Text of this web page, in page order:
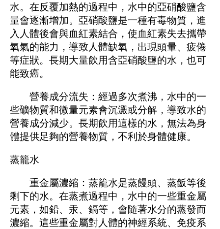
水。在反覆加熱的過程中，水中的亞硝酸鹽含
量會逐漸增加。亞硝酸鹽是一種有毒物質，進
入人體後會與血紅素結合，使血紅素失去攜帶
氧氣的能力，導致人體缺氧，出現頭暈、疲倦
等症狀。長期大量飲用含亞硝酸鹽的水，也可
能致癌。
營養成分流失：經過多次煮沸，水中的一
些礦物質和微量元素會沉澱或分解，導致水的
營養成分減少。長期飲用這樣的水，無法為身
體提供足夠的營養物質，不利於身體健康。
蒸籠水
重金屬濃縮：蒸籠水是蒸饅頭、蒸飯等後
剩下的水。在蒸煮過程中，水中的一些重金屬
元素，如鉛、汞、鎘等，會隨著水分的蒸發而
濃縮。這些重金屬對人體的神經系統、免疫系